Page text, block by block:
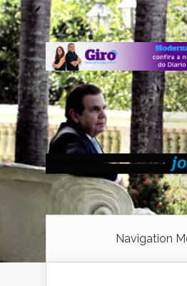
Navigation